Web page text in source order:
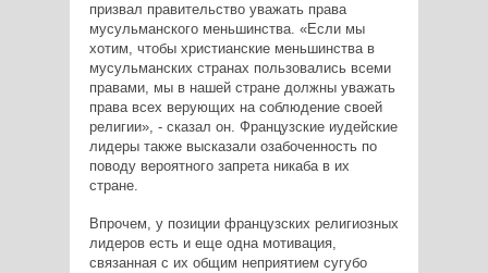
призвал правительство уважать права
мусульманского меньшинства. «Если мы
хотим, чтобы христианские меньшинства в
мусульманских странах пользовались всеми
правами, мы в нашей стране должны уважать
права всех верующих на соблюдение своей
религии», - сказал он. Французские иудейские
лидеры также высказали озабоченность по
поводу вероятного запрета никаба в их
стране.
Впрочем, у позиции французских религиозных
лидеров есть и еще одна мотивация,
связанная с их общим неприятием сугубо